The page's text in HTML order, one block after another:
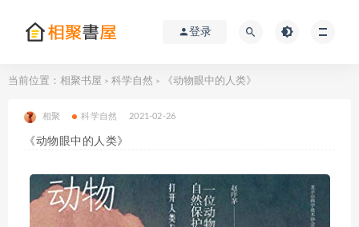
登录
当前位置： 相聚书屋 > 科学自然 > 《动物眼中的人类》
相聚 科学自然 2021-02-26
《动物眼中的人类》